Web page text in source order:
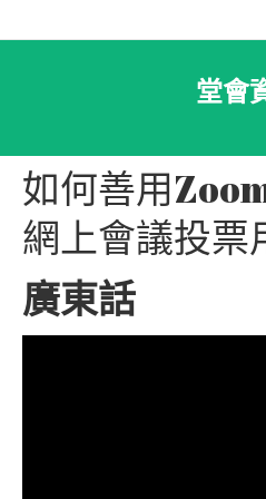
堂會
如何善用
網上會議投票
廣東話